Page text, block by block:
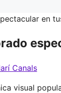
Canals
visual